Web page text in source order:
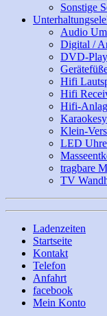
Sonstige
Audio
Digital /
DVD-
Hifi
Hifi
Hifi-
Klein-
LED
tragbare
TV
Ladenzeiten
Startseite
Kontakt
Telefon
Anfahrt
facebook
Mein Konto